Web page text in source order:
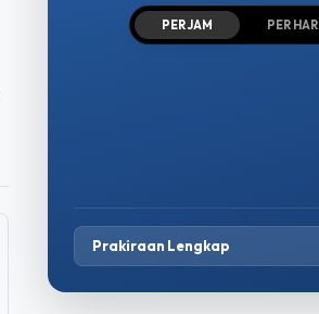
PER JAM PER HARI
Prakiraan Lengkap